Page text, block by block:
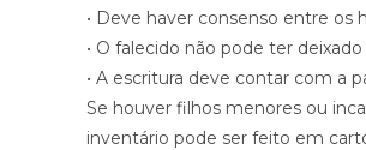
• Deve haver consenso entre os
• O falecido não pode ter
• A escritura deve contar com a
Se houver filhos menores ou
inventário pode ser feito em